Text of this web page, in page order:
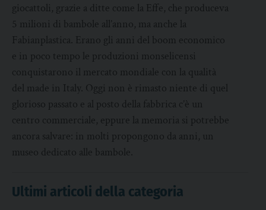
giocattoli, grazie a ditte come la Effe, che produceva
5 milioni di bambole all’anno, ma anche la
Fabianplastica. Erano gli anni del boom economico
e in poco tempo le produzioni monselicensi
conquistarono il mercato mondiale con la qualità
del made in Italy. Oggi non è rimasto niente di quel
glorioso passato e al posto della fabbrica c’è un
centro commerciale, eppure la memoria si potrebbe
ancora salvare: in molti propongono da anni, un
museo dedicato alle bambole.
Ultimi articoli della categoria